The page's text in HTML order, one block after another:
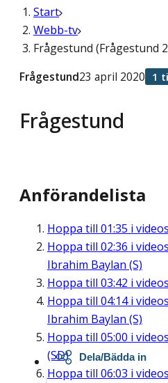
Start
Webb-tv
Frågestund (Frågestund
Frågestund
Frågestund23 april 2020 1
Anförandelista
Hoppa till 01:35 i
Hoppa till 02:36 i
Ibrahim Baylan (S)
Hoppa till 03:42 i
Hoppa till 04:14i
Ibrahim Baylan (S)
Hoppa till 05:00 i
(SD)
Hoppa till 06:03 i
Dela/Bädda in